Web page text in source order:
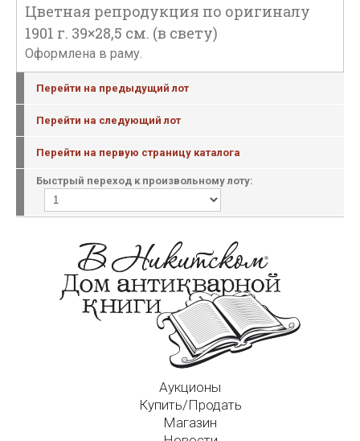
Цветная репродукция по оригиналу
1901 г. 39×28,5 см. (в свету)
Оформлена в раму.
Перейти на предыдущий лот
Перейти на следующий лот
Перейти на первую страницу каталога
Быстрый переход к произвольному лоту:
Аукционы
Купить/Продать
Магазин